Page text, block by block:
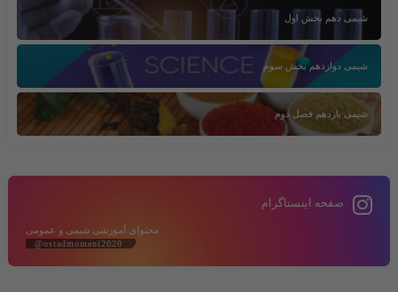
شیمی دهم بخش اول
شیمی دوازدهم بخش سوم
شیمی یازدهم فصل دوم
صفحه اینستاگرام
محتوای آموزشی شیمی و عمومی
@ostadmomeni2020